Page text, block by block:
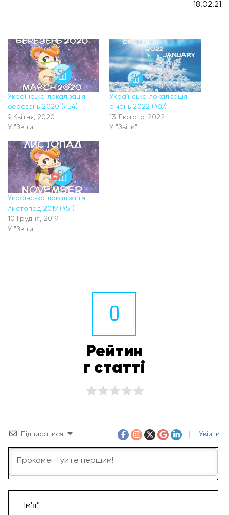
18.02.21
Українська локалізація:
березень 2020 (#54)
9 Квітня, 2020
У "Звіти"
Українська локалізація:
січень 2022 (#69)
13 Лютого, 2022
У "Звіти"
Українська локалізація:
листопад 2019 (#51)
10 Грудня, 2019
У "Звіти"
0
Рейтин
г статті
Підписатися Увійти
Ім'я*